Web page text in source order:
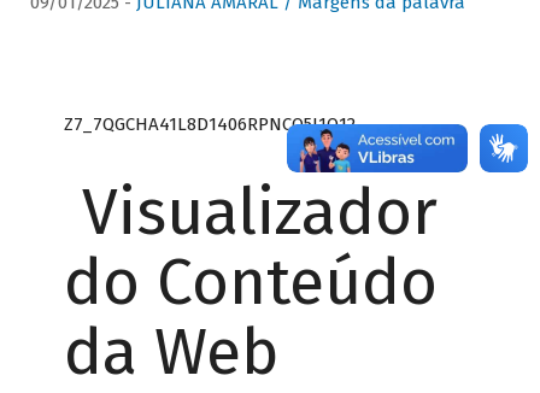
Z7_7QGCHA41L8D1406RPNCQ5J1O12
Visualizador
do Conteúdo
da Web